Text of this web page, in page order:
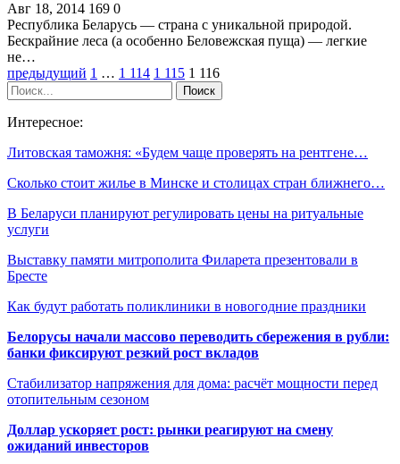
Авг 18, 2014 169 0
Республика Беларусь — страна с уникальной природой.
Бескрайние леса (а особенно Беловежская пуща) — легкие
не…
предыдущий 1 … 1 114 1 115 1 116
Интересное:
Литовская таможня: «Будем чаще проверять на рентгене…
Сколько стоит жилье в Минске и столицах стран ближнего…
В Беларуси планируют регулировать цены на ритуальные
услуги
Выставку памяти митрополита Филарета презентовали в
Бресте
Как будут работать поликлиники в новогодние праздники
Белорусы начали массово переводить сбережения в рубли:
банки фиксируют резкий рост вкладов
Стабилизатор напряжения для дома: расчёт мощности перед
отопительным сезоном
Доллар ускоряет рост: рынки реагируют на смену
ожиданий инвесторов